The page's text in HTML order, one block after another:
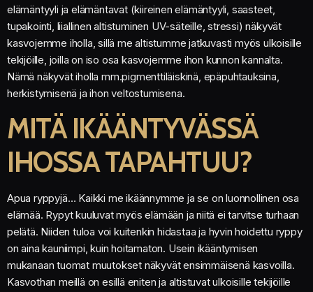
elämäntyyli ja elämäntavat (kiireinen elämäntyyli, saasteet,
tupakointi, liiallinen altistuminen UV-säteille, stressi) näkyvät
kasvojemme iholla, sillä me altistumme jatkuvasti myös ulkoisille
tekijöille, joilla on iso osa kasvojemme ihon kunnon kannalta.
Nämä näkyvät iholla mm.pigmenttiläiskinä, epäpuhtauksina,
herkistymisenä ja ihon veltostumisena.
MITÄ IKÄÄNTYVÄSSÄ
IHOSSA TAPAHTUU?
Apua ryppyjä… Kaikki me ikäännymme ja se on luonnollinen osa
elämää. Rypyt kuuluvat myös elämään ja niitä ei tarvitse turhaan
pelätä. Niiden tuloa voi kuitenkin hidastaa ja hyvin hoidettu ryppy
on aina kauniimpi, kuin hoitamaton. Usein ikääntymisen
mukanaan tuomat muutokset näkyvät ensimmäisenä kasvoilla.
Kasvothan meillä on esillä eniten ja altistuvat ulkoisille tekijöille